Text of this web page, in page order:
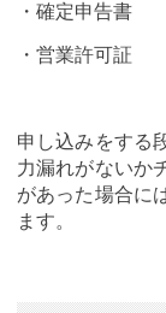
・確定申告書
・営業許可証
申し込みをする
力漏れがないか
があった場合に
ます。